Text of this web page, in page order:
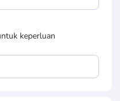
keperluan